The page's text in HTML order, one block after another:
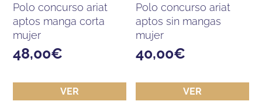
polo concurso ariat
aptos manga corta
mujer
48,00€
VER
polo concurso ariat
aptos sin mangas
mujer
40,00€
VER